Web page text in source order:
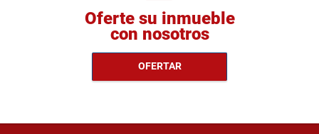
Oferte su inmueble
con nosotros
OFERTAR